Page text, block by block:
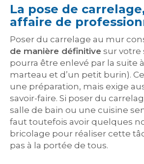
La pose de
affaire de
Poser du carrelage au mur
de manière définitive sur votre
pourra être enlevé par la suite à
marteau et d’un petit burin).
une préparation, mais exige
savoir-faire. Si poser du
salle de bain ou une cuisine
faut toutefois avoir quelques
bricolage pour réaliser cette
pas à la portée de tous.